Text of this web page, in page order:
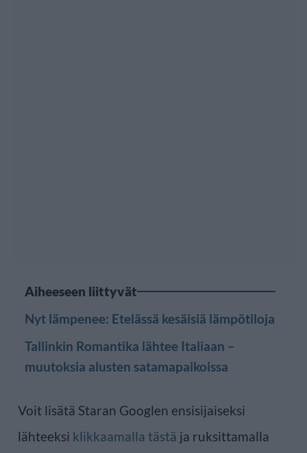
Aiheeseen liittyvät
Nyt lämpenee: Etelässä kesäisiä lämpötiloja
Tallinkin Romantika lähtee Italiaan –
muutoksia alusten satamapaikoissa
Voit lisätä Staran Googlen ensisijaiseksi
lähteeksi klikkaamalla tästä ja ruksittamalla